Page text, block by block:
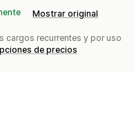
Mostrar original
cargos recurrentes y por uso
de precios